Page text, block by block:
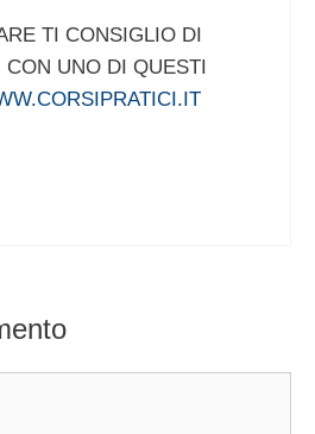
TI CONSIGLIO DI
CON UNO DI QUESTI